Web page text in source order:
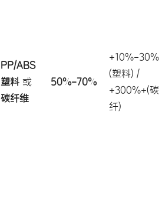
PP/ABS
塑料 或
碳纤维
50%-70%
+10%-30%
(塑料) /
+300%+(碳
纤)